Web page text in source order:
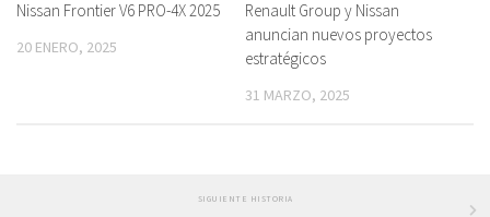
Nissan Frontier V6 PRO-4X 2025
20 ENERO, 2025
Renault Group y Nissan
anuncian nuevos proyectos
estratégicos
31 MARZO, 2025
SIGUIENTE HISTORIA